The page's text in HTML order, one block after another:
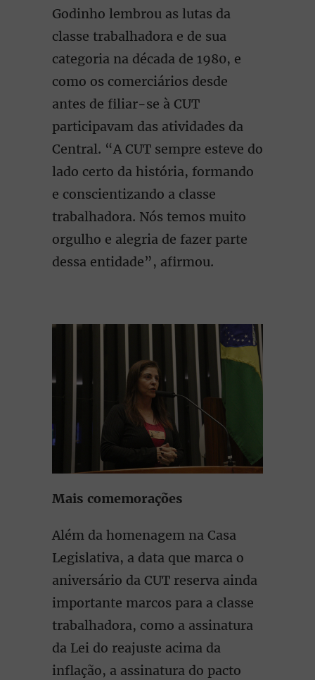
Godinho lembrou as lutas da
classe trabalhadora e de sua
categoria na década de 1980, e
como os comerciários desde
antes de filiar-se à CUT
participavam das atividades da
Central. “A CUT sempre esteve do
lado certo da história, formando
e conscientizando a classe
trabalhadora. Nós temos muito
orgulho e alegria de fazer parte
dessa entidade”, afirmou.
Mais comemorações
Além da homenagem na Casa
Legislativa, a data que marca o
aniversário da CUT reserva ainda
importante marcos para a classe
trabalhadora, como a assinatura
da Lei do reajuste acima da
inflação, a assinatura do pacto